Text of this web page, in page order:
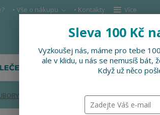
• Vše o nákupu • Kontakty Více
DOPLŇKY
Sleva 100 Kč
Vyzkoušej nás, máme pro tebe
ale v klidu, u nás se nemusíš
Když už něco